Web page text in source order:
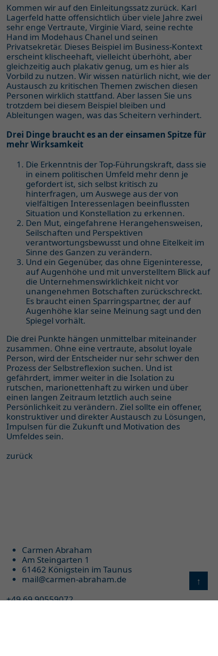
Kommen wir auf den Einleitungssatz zurück. Karl
Lagerfeld hatte offensichtlich über viele Jahre zwei
sehr enge Vertraute, Virginie Viard, seine rechte
Hand im Modehaus Chanel und seinen
Privatsekretär. Dieses Beispiel im Business-Kontext
erscheint klischeehaft, vielleicht überhöht, aber
gleichzeitig auch plakativ genug, um es hier als
Vorbild zu nutzen. Wir wissen natürlich nicht, wie der
Austausch zu kritischen Themen zwischen diesen
Personen wirklich stattfand. Aber lassen Sie uns
trotzdem bei diesem Beispiel bleiben und
Ableitungen wagen, was das Scheitern verhindert.
Drei Dinge braucht es an der einsamen Spitze für
mehr Wirksamkeit
Die Erkenntnis der Top-Führungskraft, dass sie
in einem politischen Umfeld mehr denn je
gefordert ist, sich selbst kritisch zu
hinterfragen, um Auswege aus der von
vielfältigen Interessenlagen beeinflussten
Situation und Konstellation zu erkennen.
Den Mut, eingefahrene Herangehensweisen,
Seilschaften und Perspektiven
verantwortungsbewusst und ohne Eitelkeit im
Sinne des Ganzen zu verändern.
Und ein Gegenüber, das ohne Eigeninteresse,
auf Augenhöhe und mit unverstelltem Blick auf
die Unternehmenswirklichkeit nicht vor
unangenehmen Botschaften zurückschreckt.
Es braucht einen Sparringspartner, der auf
Augenhöhe klar seine Meinung sagt und den
Spiegel vorhält.
Die drei Punkte hängen unmittelbar miteinander
zusammen. Ohne eine vertraute, absolut loyale
Person, wird der Entscheider nur sehr schwer den
Prozess der Selbstreflexion suchen. Und ist
gefährdert, immer weiter in die Isolation zu
rutschen, marionettenhaft zu wirken und über
einen langen Zeitraum letztlich auch seine
Persönlichkeit zu verändern. Ziel sollte ein offener,
konstruktiver und direkter Austausch zu Lösungen,
Impulsen für die Zukunft und Motivation des
Umfeldes sein.
zurück
Carmen Abraham
Am Steingarten 1
61462 Königstein im Taunus
mail@carmen-abraham.de
+49 69 90559072
↑